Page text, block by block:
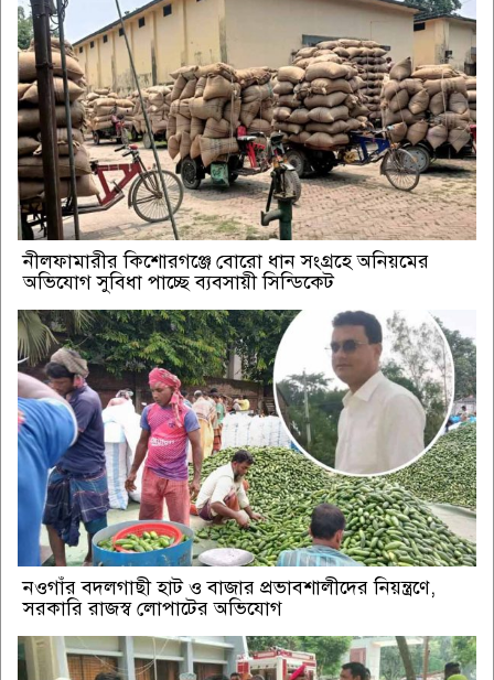
নীলফামারীর কিশোরগঞ্জে বোরো ধান সংগ্রহে অনিয়মের
অভিযোগ সুবিধা পাচ্ছে ব্যবসায়ী সিন্ডিকেট
নওগাঁর বদলগাছী হাট ও বাজার প্রভাবশালীদের নিয়ন্ত্রণে,
সরকারি রাজস্ব লোপাটের অভিযোগ